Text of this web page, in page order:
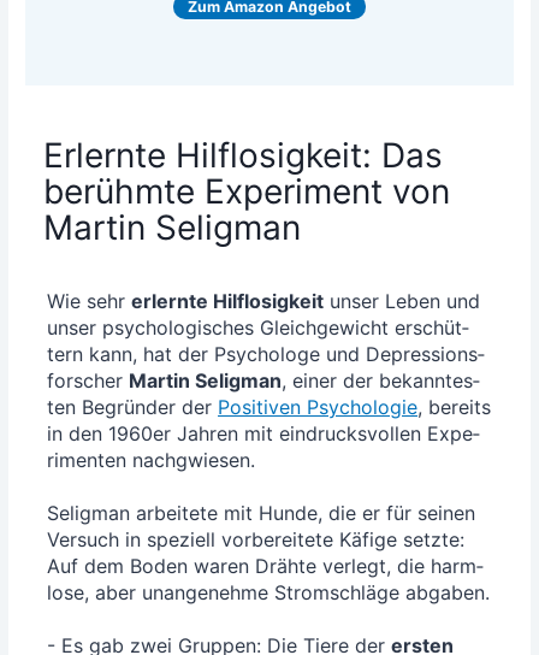
Zum Ama­zon Angebot
Erlernte Hilflosigkeit: Das
berühmte Experiment von
Martin Seligman
Wie sehrerlern­te Hilf­lo­sig­keit unser Leben und
unser psy­cho­lo­gi­sches Gleich­ge­wicht erschüt­
tern kann, hat der Psy­cho­lo­ge und Depres­si­ons­
for­scher Mar­tin Selig­man, einer der bekann­tes­
ten Begrün­der der Posi­ti­ven Psy­cho­lo­gie, bereits
in den 1960er Jah­ren mit ein­drucks­vol­len Expe­
ri­men­ten nachgwie­sen.
Selig­man arbei­te­te mit Hun­de, die er für sei­nen
Ver­such in spe­zi­ell vor­be­rei­te­te Käfi­ge setz­te:
Auf dem Boden waren Dräh­te ver­legt, die harm­
lo­se, aber unan­ge­neh­me Strom­schlä­ge abga­ben.
- Es gab zwei Grup­pen: Die Tie­re derers­ten